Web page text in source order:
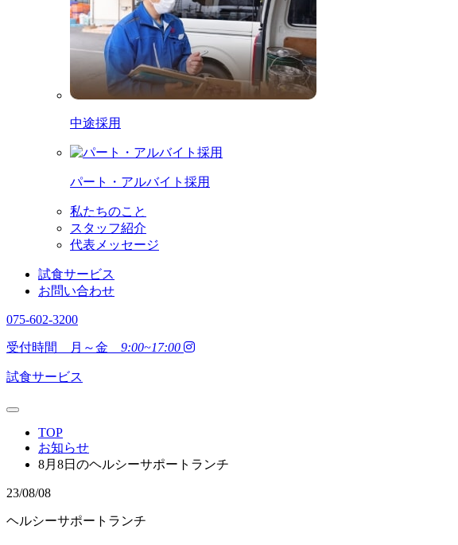
中途採用
パート・アルバイト採用
私たちのこと
スタッフ紹介
代表メッセージ
試食サービス
お問い合わせ
075-602-3200
受付時間 月～金 9:00~17:00
試食サービス
TOP
お知らせ
8月8日のヘルシーサポートランチ
23/08/08
ヘルシーサポートランチ